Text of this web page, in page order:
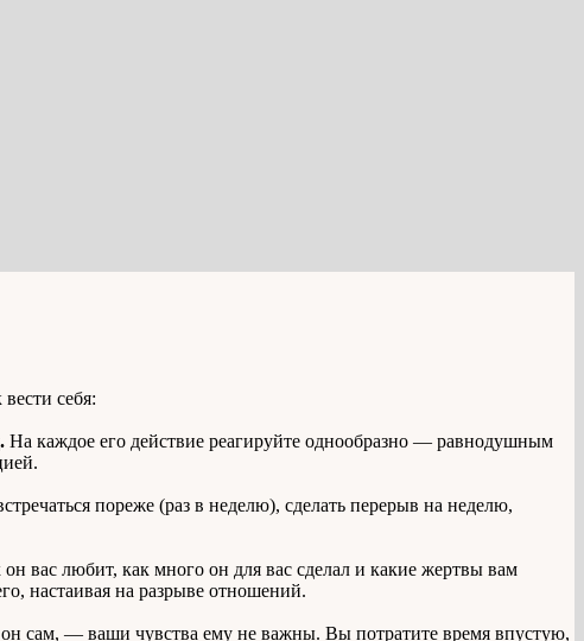
себя:
На каждое его действие реагируйте однообразно — равнодушным
пореже (раз в неделю), сделать перерыв на неделю,
вас любит, как много он для вас сделал и какие жертвы вам
настаивая на разрыве отношений.
он сам, — ваши чувства ему не важны. Вы потратите время впустую,